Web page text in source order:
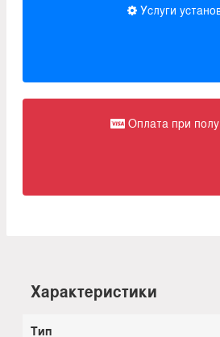
Услуги
Оплата при
Характеристики
Тип